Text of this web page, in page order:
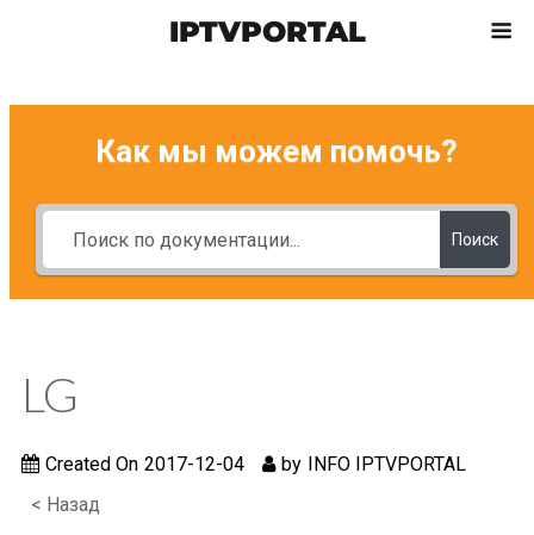
IPTVPORTAL
Как мы можем помочь?
Поиск
LG
Created On 2017-12-04 by INFO IPTVPORTAL
< Назад